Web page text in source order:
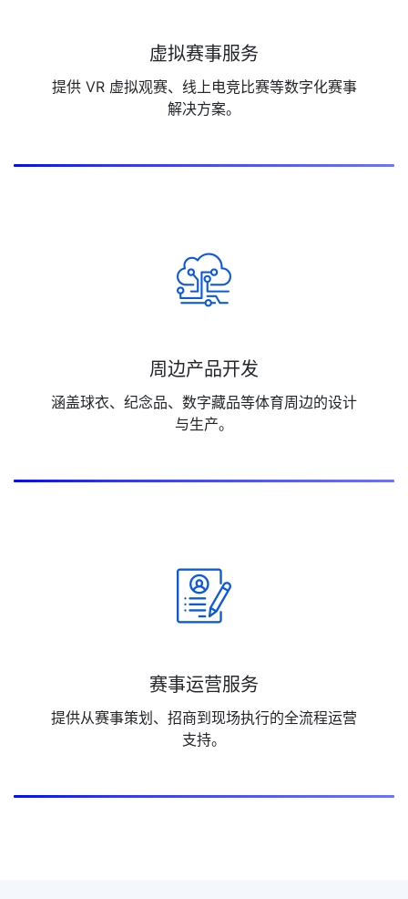
虚拟赛事服务
提供 VR 虚拟观赛、线上电竞比赛等数字化赛事
解决方案。
周边产品开发
涵盖球衣、纪念品、数字藏品等体育周边的设计
与生产。
赛事运营服务
提供从赛事策划、招商到现场执行的全流程运营
支持。